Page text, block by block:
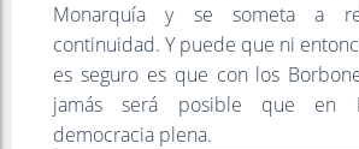
Monarquía y se someta a
continuidad. Y puede que ni
es seguro es que con los
jamás será posible que en
democracia plena.